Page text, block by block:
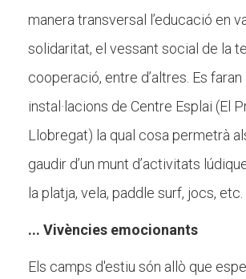
manera transversal l’educació en
solidaritat, el vessant social de la
cooperació, entre d’altres. Es faran
instal·lacions de Centre Esplai (El
Llobregat) la qual cosa permetrà
gaudir d’un munt d’activitats
la platja, vela, paddle surf, jocs, etc.
... Vivències emocionants
Els camps d'estiu són allò que